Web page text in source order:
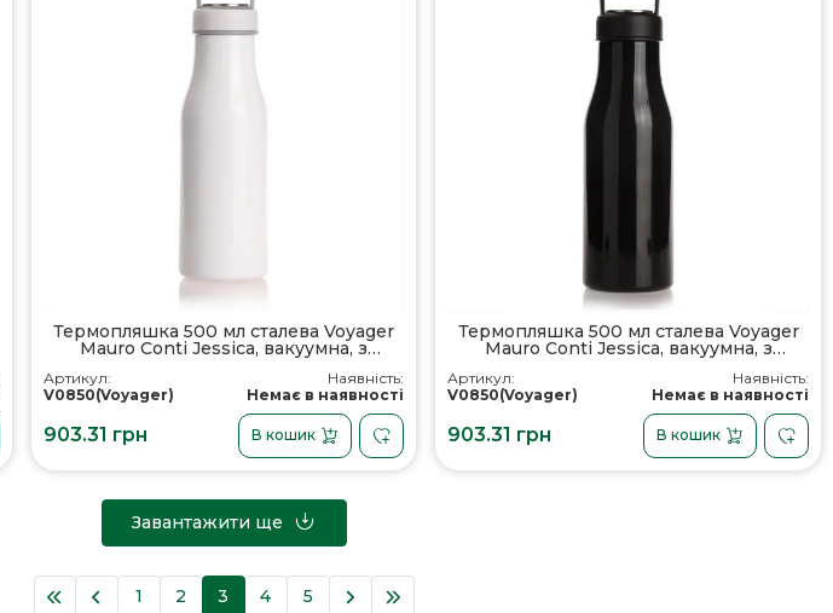
Термопляшка 500 мл сталева Voyager
Mauro Conti Jessica, вакуумна, з
ручкою, чашка з контейнером, колір
Артикул:
V0850(Voyager)
Наявність:
Немає в наявності
903.31 грн В кошик
Термопляшка 500 мл сталева Voyager
Mauro Conti Jessica, вакуумна, з
ручкою, чашка з контейнером, колір
Артикул:
V0850(Voyager)
Наявність:
Немає в наявності
903.31 грн В кошик
Завантажити ще
1 2 3 4 5